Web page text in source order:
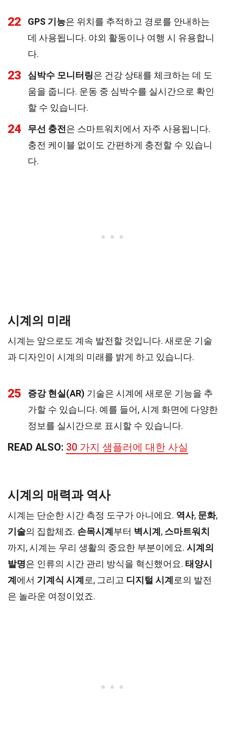
22 GPS 기능은 위치를 추적하고 경로를 안내하는
데 사용됩니다. 야외 활동이나 여행 시 유용합니
다.
23 심박수 모니터링은 건강 상태를 체크하는 데 도
움을 줍니다. 운동 중 심박수를 실시간으로 확인
할 수 있습니다.
24 무선 충전 은 스마트워치에서 자주 사용됩니다.
충전 케이블 없이도 간편하게 충전할 수 있습니
다.
시계의 미래
시계는 앞으로도 계속 발전할 것입니다. 새로운 기술
과 디자인이 시계의 미래를 밝게 하고 있습니다.
25 증강 현실(AR) 기술은 시계에 새로운 기능을 추
가할 수 있습니다. 예를 들어, 시계 화면에 다양한
정보를 실시간으로 표시할 수 있습니다.
READ ALSO: 30 가지 샘플러에 대한 사실
시계의 매력과 역사
시계는 단순한 시간 측정 도구가 아니에요. 역사, 문화,
기술의 집합체죠. 손목시계 부터 벽시계 , 스마트워치
까지, 시계는 우리 생활의 중요한 부분이에요. 시계의
발명은 인류의 시간 관리 방식을 혁신했어요. 태양시
계 에서 기계식 시계 로, 그리고 디지털 시계 로의 발전
은 놀라운 여정이었죠.